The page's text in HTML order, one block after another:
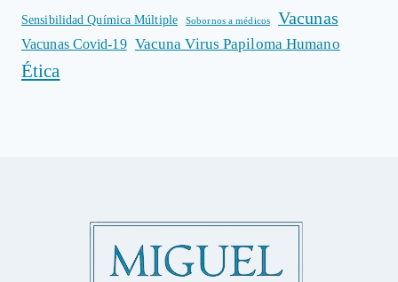
Sensibilidad Química Múltiple Sobornos a médicos Vacunas
Vacunas Covid-19 Vacuna Virus Papiloma Humano
Ética